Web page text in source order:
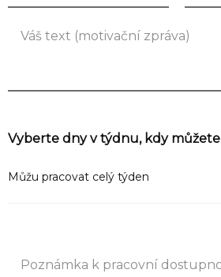
Seznam
Seznam NC
Informace
Vyberte dny v týdnu, kdy
Můžu pracovat celý týden